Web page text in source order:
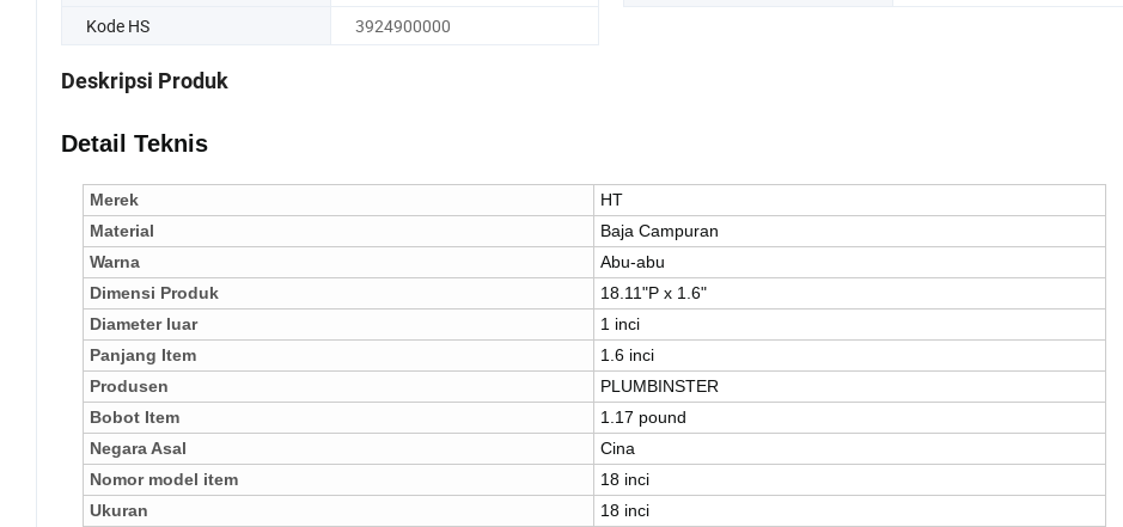
Kode HS
3924900000
Deskripsi Produk
Detail Teknis
Merek
HT
Material
Baja Campuran
Warna
Abu-abu
Dimensi Produk
18.11"P x 1.6"
Diameter luar
1 inci
Panjang Item
1.6 inci
Produsen
PLUMBINSTER
Bobot Item
1.17 pound
Negara Asal
Cina
Nomor model item
18 inci
Ukuran
18 inci